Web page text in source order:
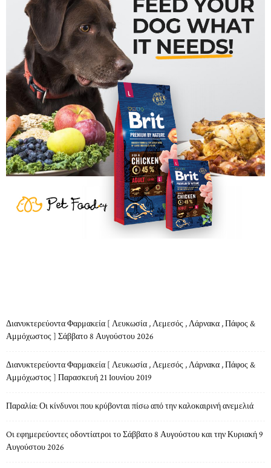
Διανυκτερεύοντα Φαρμακεία [ Λευκωσία , Λεμεσός , Λάρνακα , Πάφος &
Αμμόχωστος ] Σάββατο 8 Αυγούστου 2026
Διανυκτερεύοντα Φαρμακεία [ Λευκωσία , Λεμεσός , Λάρνακα , Πάφος &
Αμμόχωστος ] Παρασκευή 21 Iουνίου 2019
Παραλία: Οι κίνδυνοι που κρύβονται πίσω από την καλοκαιρινή ανεμελιά
Oι εφημερεύοντες οδοντίατροι το Σάββατο 8 Αυγούστου και την Κυριακή 9
Αυγούστου 2026